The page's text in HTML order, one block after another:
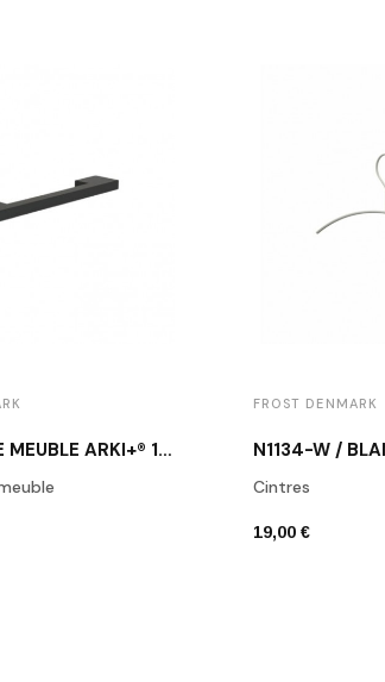
POIGNÉE DE MEUBLE ARKI+® 160 NOIR MAT
FROST DENMARK
N1134-W /
Cintres
19,00 €